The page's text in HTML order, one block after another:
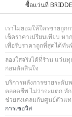
ซื้อแว่นที่
เราไม่ยอมให้ใครขายถู
เช็คราคาเปรียบเทียบ หา
เพื่อรับราคาถูกที่สุดได้ทัน
ลองใส่จริงได้ที่ร้าน แว่น
ก่อนตัดสินใจ
บริการหลังการขายระดับ
ตลอดชีพ ไม่ว่าจะแตก หัก
ช่วยส่งเคลมกับศูนย์ตัวแ
การเซอวิส